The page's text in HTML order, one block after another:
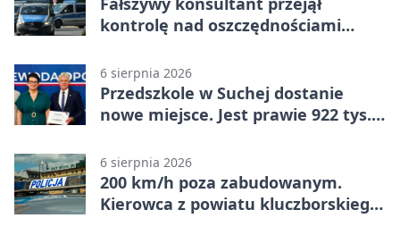
kontrolę nad oszczędnościami
6 sierpnia 2026
Przedszkole w Suchej dostanie
nowe miejsce. Jest prawie 922 tys.
6 sierpnia 2026
200 km/h poza zabudowanym.
Kierowca z powiatu kluczborskiego